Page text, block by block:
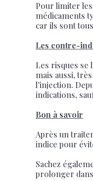
Pour limiter
médicaments
car ils sont
Les contre-
Les risques se
mais aussi,
l’injection.
indications,
Bon à savoir
Après un
indice pour
Sachez
prolonger